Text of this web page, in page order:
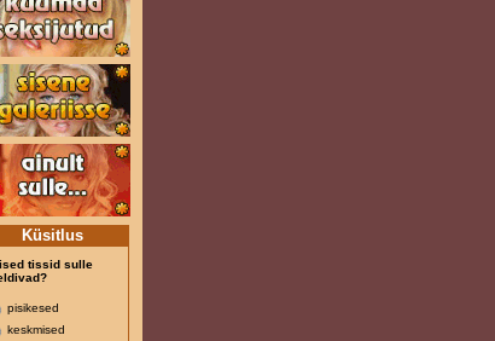
Küsitlus
tissid sulle
pisikesed
keskmised